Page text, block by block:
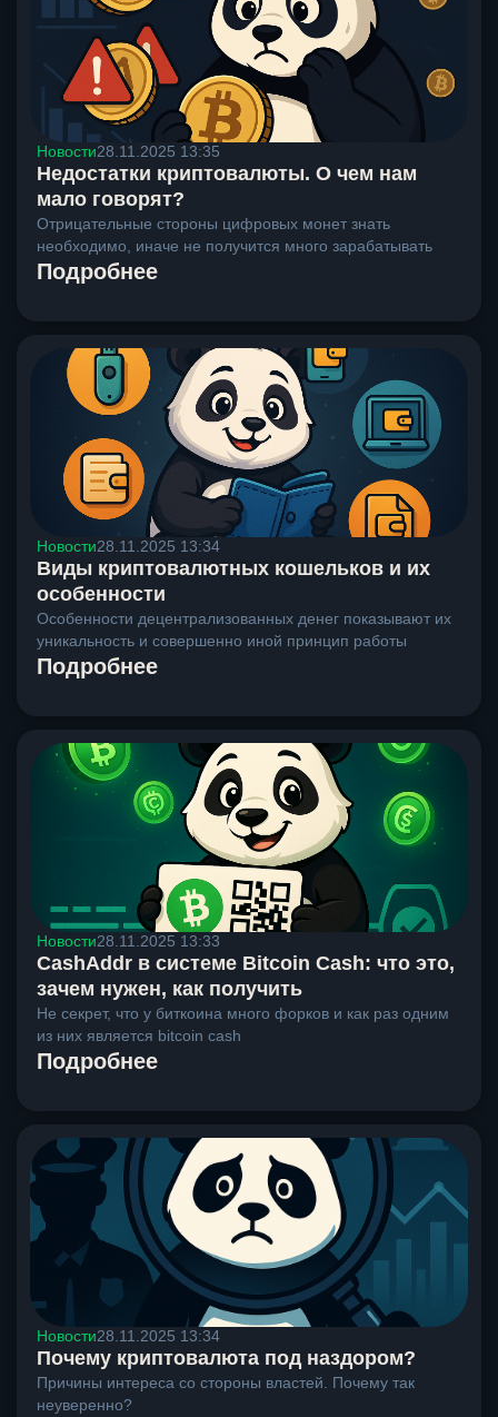
Новости28.11.2025 13:35
Недостатки криптовалюты. О чем нам
мало говорят?
Отрицательные стороны цифровых монет знать
необходимо, иначе не получится много зарабатывать
Подробнее
Новости28.11.2025 13:34
Виды криптовалютных кошельков и их
особенности
Особенности децентрализованных денег показывают их
уникальность и совершенно иной принцип работы
Подробнее
Новости28.11.2025 13:33
CashAddr в системе Bitcoin Cash: что это,
зачем нужен, как получить
Не секрет, что у биткоина много форков и как раз одним
из них является bitcoin cash
Подробнее
Новости28.11.2025 13:34
Почему криптовалюта под наздором?
Причины интереса со стороны властей. Почему так
неуверенно?